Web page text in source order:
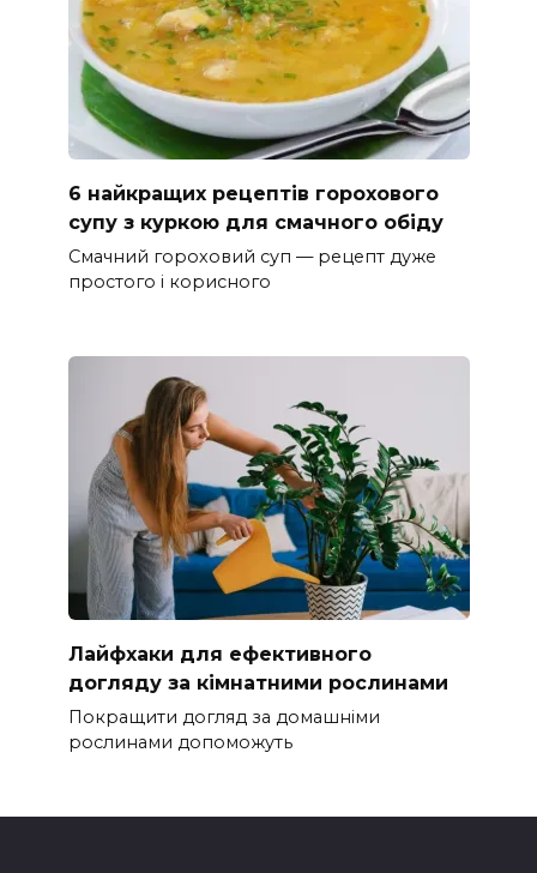
6 найкращих рецептів горохового
супу з куркою для смачного обіду
Смачний гороховий суп — рецепт дуже
простого і корисного
Лайфхаки для ефективного
догляду за кімнатними рослинами
Покращити догляд за домашніми
рослинами допоможуть